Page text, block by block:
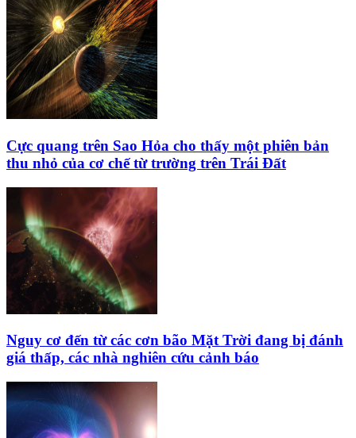
Cực quang trên Sao Hỏa cho thấy một phiên bản
thu nhỏ của cơ chế từ trường trên Trái Đất
Nguy cơ đến từ các cơn bão Mặt Trời đang bị đánh
giá thấp, các nhà nghiên cứu cảnh báo